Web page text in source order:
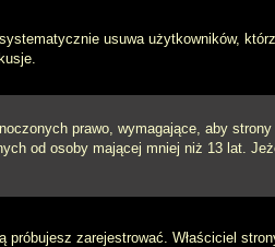
usuwa użytkowników,
prawo, wymagające, aby
od osoby mającej mniej niż 13 lat.
zarejestrować. Właściciel